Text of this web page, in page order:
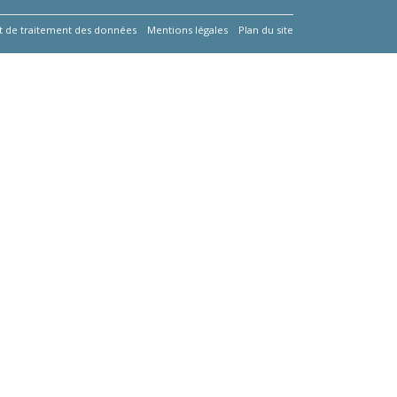
traitement des données Mentions légales Plan du site